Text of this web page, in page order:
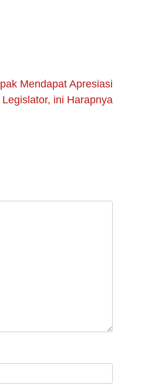
Mendapat Apresiasi
Legislator, ini Harapnya